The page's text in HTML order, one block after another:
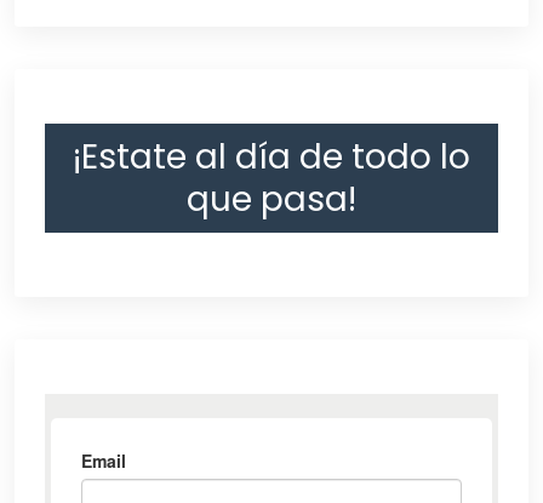
¡Estate al día de todo lo
que pasa!